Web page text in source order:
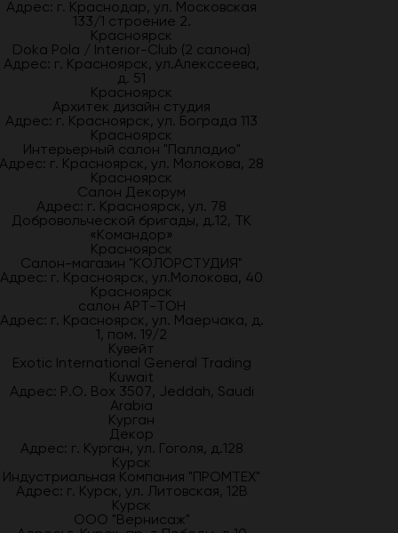
Адрес: г. Краснодар, ул. Московская
133/1 строение 2.
Красноярск
Doka Pola / Interior-Club (2 салона)
Адрес: г. Красноярск, ул.Алекссеева,
д. 51
Красноярск
Архитек дизайн студия
Адрес: г. Красноярск, ул. Бограда 113
Красноярск
Интерьерный салон "Палладио"
Адрес: г. Красноярск, ул. Молокова, 28
Красноярск
Салон Декорум
Адрес: г. Красноярск, ул. 78
Добровольческой бригады, д.12, ТК
«Командор»
Красноярск
Салон-магазин "КОЛОРСТУДИЯ"
Адрес: г. Красноярск, ул.Молокова, 40
Красноярск
салон АРТ-ТОН
Адрес: г. Красноярск, ул. Маерчака, д.
1, пом. 19/2
Кувейт
Exotic International General Trading
Kuwait
Адрес: P.O. Box 3507, Jeddah, Saudi
Arabia
Курган
Декор
Адрес: г. Курган, ул. Гоголя, д.128
Курск
Индустриальная Компания "ПРОМТЕХ"
Адрес: г. Курск, ул. Литовская, 12В
Курск
ООО "Вернисаж"